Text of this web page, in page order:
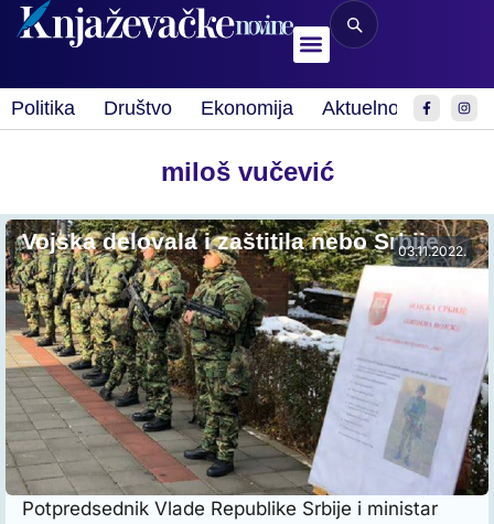
Politika Društvo Ekonomija Aktuelnosti Sport
miloš vučević
03.11.2022.
Vojska delovala i zaštitila nebo Srbije
Potpredsednik Vlade Republike Srbije i ministar